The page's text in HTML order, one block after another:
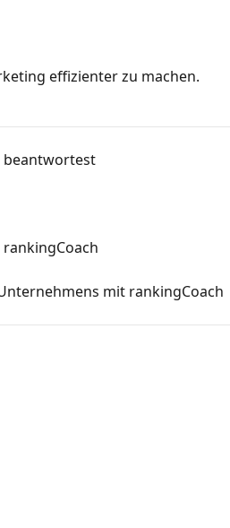
effizienter zu machen.
beantwortest
mit rankingCoach